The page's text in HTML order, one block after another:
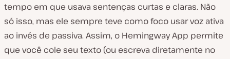
tempo em que usava sentenças curtas e claras. Não
só isso, mas ele sempre teve como foco usar voz ativa
ao invés de passiva. Assim, o Hemingway App permite
que você cole seu texto (ou escreva diretamente no